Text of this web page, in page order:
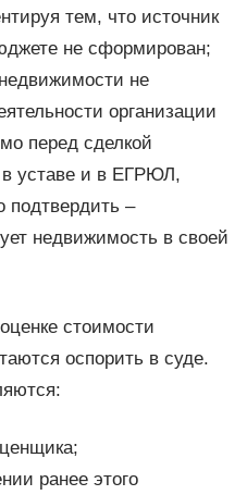
тем, что источник
не сформирован;
не
организации
перед сделкой
в уставе и в ЕГРЮЛ,
подтвердить –
недвижимость в своей
стоимости
оспорить в суде.
ранее этого